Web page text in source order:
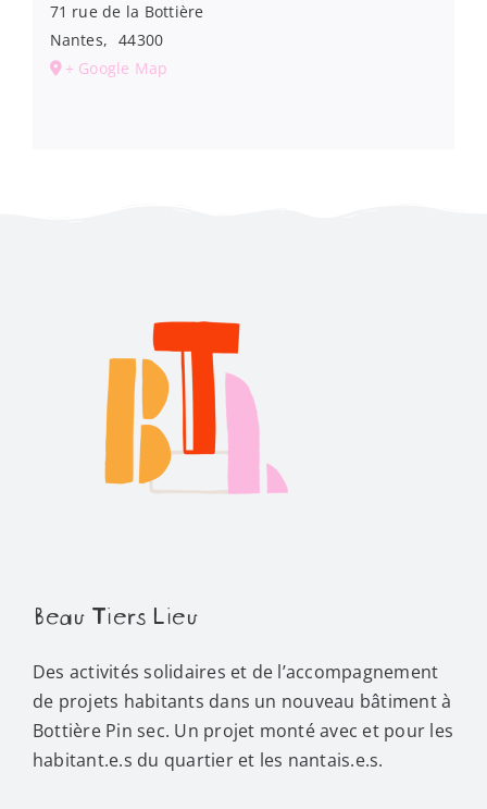
71 rue de la Bottière
Nantes, 44300
+ Google Map
Beau Tiers Lieu
Des activités solidaires et de l’accompagnement
de projets habitants dans un nouveau bâtiment à
Bottière Pin sec. Un projet monté avec et pour les
habitant.e.s du quartier et les nantais.e.s.